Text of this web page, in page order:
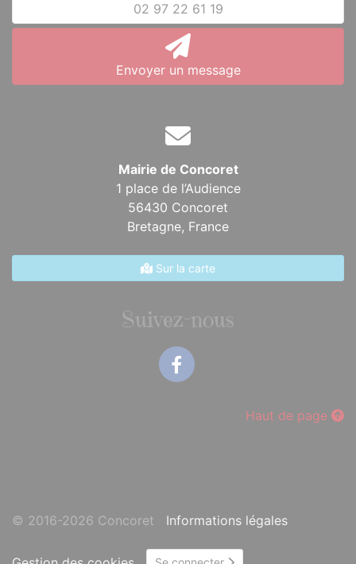
02 97 22 61 19
Envoyer un message
Mairie de Concoret
1 place de l’Audience
56430 Concoret
Bretagne, France
Sur la carte
Suivez-nous
Haut de page
© 2016-2026 Concoret Informations légales